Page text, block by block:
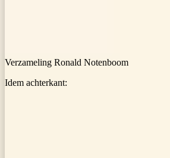
Verzameling Ronald Notenboom
Idem achterkant: